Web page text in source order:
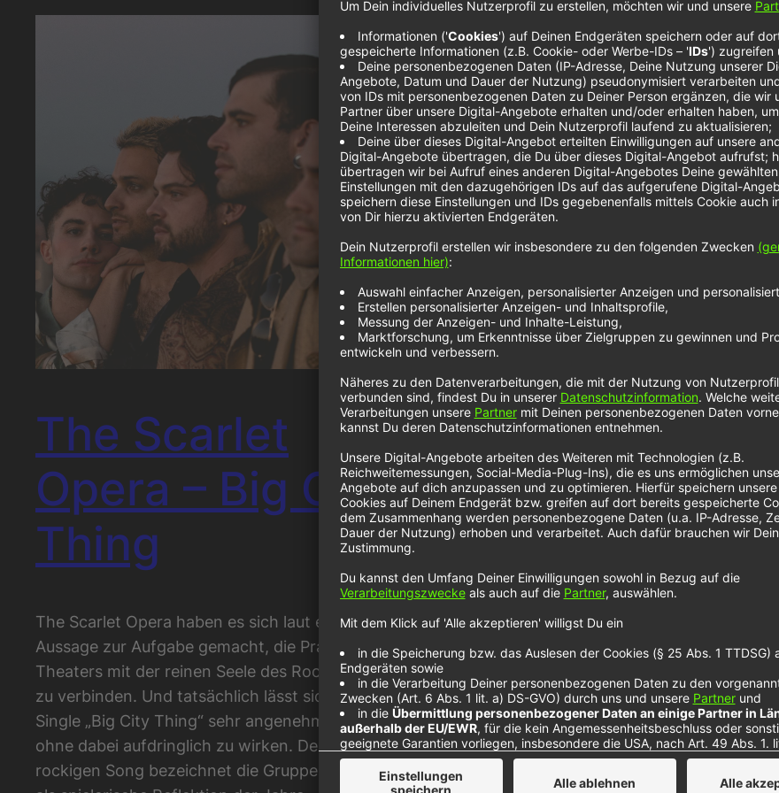
The Scarlet
Opera – Big City
Thing
The Scarlet Opera haben es sich laut eigener
Aussage zur Aufgabe gemacht, die Pracht des
Theaters mit der reinen Seele des Rock ’n’ Rolls
zu verbinden. Und tatsächlich lässt sich die
Single „Big City Thing“ sehr angenehm hören,
ohne dabei aufdringlich zu wirken. Den
rockigen Song bezeichnet die Gruppe selbst